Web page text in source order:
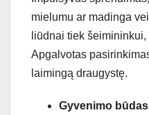
mielumu ar madinga
liūdnai tiek
Apgalvotas
laimingą draugystę.
Gyvenimo